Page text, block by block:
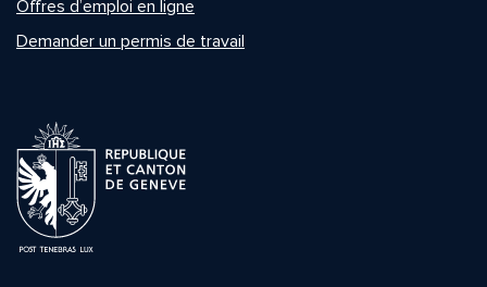
Offres d’emploi en ligne
Demander un permis de travail